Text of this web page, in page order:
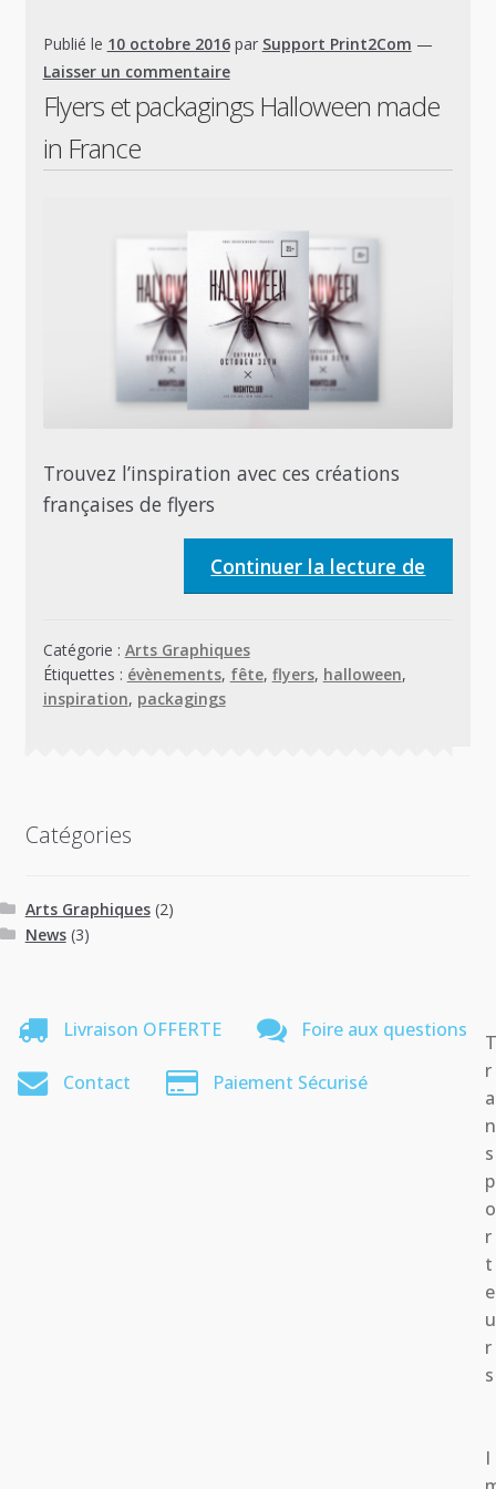
Publié le 10 octobre 2016 par Support Print2Com —
Laisser un commentaire
Flyers et packagings Halloween made
in France
Trouvez l’inspiration avec ces créations
françaises de flyers
Continuer la lecture de
et
Catégorie : Arts Graphiques
Étiquettes : évènements, fête, flyers, halloween,
inspiration, packagings
Catégories
Arts Graphiques(2)
News(3)
Livraison OFFERTE Foire aux questions
Contact Paiement Sécurisé
r
a
n
s
p
o
r
t
e
u
r
s
I